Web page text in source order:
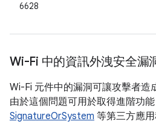
6628
Wi-Fi 中的資訊外洩安全漏
Wi-Fi 元件中的漏洞可讓攻擊者造
由於這個問題可用於取得進階功
SignatureOrSystem 等第三方應